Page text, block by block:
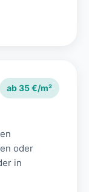
ab 35 €/m²
oder
in